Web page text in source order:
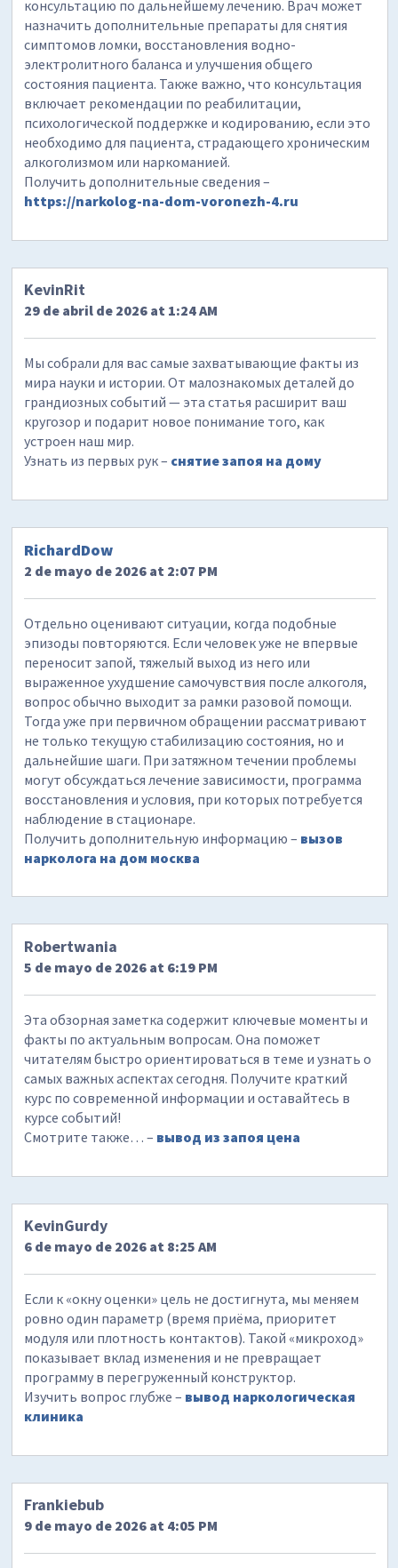
консультацию по дальнейшему лечению. Врач может
назначить дополнительные препараты для снятия
симптомов ломки, восстановления водно-
электролитного баланса и улучшения общего
состояния пациента. Также важно, что консультация
включает рекомендации по реабилитации,
психологической поддержке и кодированию, если это
необходимо для пациента, страдающего хроническим
алкоголизмом или наркоманией.
Получить дополнительные сведения –
https://narkolog-na-dom-voronezh-4.ru
KevinRit
29 de abril de 2026 at 1:24 AM
Мы собрали для вас самые захватывающие факты из
мира науки и истории. От малознакомых деталей до
грандиозных событий — эта статья расширит ваш
кругозор и подарит новое понимание того, как
устроен наш мир.
Узнать из первых рук – снятие запоя на дому
RichardDow
2 de mayo de 2026 at 2:07 PM
Отдельно оценивают ситуации, когда подобные
эпизоды повторяются. Если человек уже не впервые
переносит запой, тяжелый выход из него или
выраженное ухудшение самочувствия после алкоголя,
вопрос обычно выходит за рамки разовой помощи.
Тогда уже при первичном обращении рассматривают
не только текущую стабилизацию состояния, но и
дальнейшие шаги. При затяжном течении проблемы
могут обсуждаться лечение зависимости, программа
восстановления и условия, при которых потребуется
наблюдение в стационаре.
Получить дополнительную информацию – вызов
нарколога на дом москва
Robertwania
5 de mayo de 2026 at 6:19 PM
Эта обзорная заметка содержит ключевые моменты и
факты по актуальным вопросам. Она поможет
читателям быстро ориентироваться в теме и узнать о
самых важных аспектах сегодня. Получите краткий
курс по современной информации и оставайтесь в
курсе событий!
Смотрите также… – вывод из запоя цена
KevinGurdy
6 de mayo de 2026 at 8:25 AM
Если к «окну оценки» цель не достигнута, мы меняем
ровно один параметр (время приёма, приоритет
модуля или плотность контактов). Такой «микроход»
показывает вклад изменения и не превращает
программу в перегруженный конструктор.
Изучить вопрос глубже – вывод наркологическая
клиника
Frankiebub
9 de mayo de 2026 at 4:05 PM